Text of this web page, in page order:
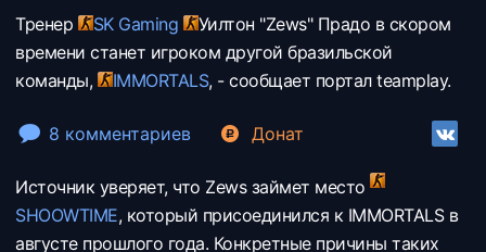
Тренер SK Gaming
Уилтон "Zews" Прадо в скором
времени станет игроком другой бразильской
команды,
IMMORTALS, - сообщает портал teamplay.
8 комментариев Донат
Источник уверяет, что Zews займет место
SHOOWTIME, который присоединился к IMMORTALS в
августе прошлого года. Конкретные причины таких